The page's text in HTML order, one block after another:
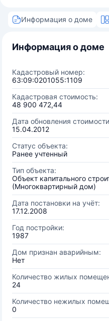
Информация о доме
Информация о доме
Кадастровый номер:
63:09:0201055:1109
Кадастровая стоимость:
48 900 472,44
Дата обновления
15.04.2012
Статус объекта:
Ранее учтенный
Тип объекта:
Объект капитального
(Многоквартирный дом)
Дата постановки на учёт:
17.12.2008
Год постройки:
1987
Дом признан аварийным:
Нет
Количество жилых
24
Количество нежилых
0